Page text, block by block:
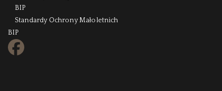
BIP
Standardy Ochrony Małoletnich
BIP
FB